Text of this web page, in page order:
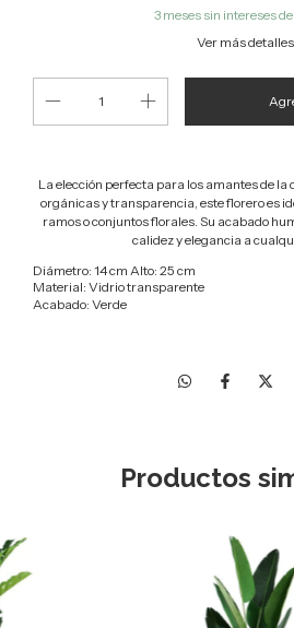
3 meses sin intereses de
Ver más detalles
La elección perfecta para los amantes de la
orgánicas y transparencia, este florero es
ramos o conjuntos florales. Su acabado
calidez y elegancia a
Diámetro: 14 cm Alto: 25 cm
Material: Vidrio transparente
Acabado: Verde
Productos